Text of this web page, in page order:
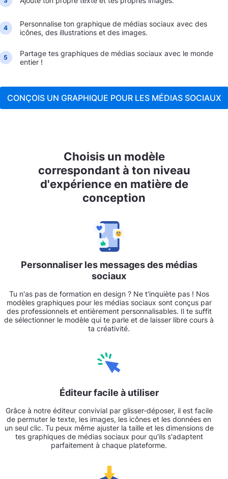
4
Personnalise ton graphique de médias sociaux avec des
icônes, des illustrations et des images.
5
Partage tes graphiques de médias sociaux avec le monde
entier !
CONÇOIS UN GRAPHIQUE POUR LES MÉDIAS SOCIAUX
Choisis un modèle
correspondant à ton niveau
d'expérience en matière de
conception
Personnaliser les messages des médias
sociaux
Tu n'as pas de formation en design ? Ne t'inquiète pas ! Nos
modèles graphiques pour les médias sociaux sont conçus par
des professionnels et entièrement personnalisables. Il te suffit
de sélectionner le modèle qui te parle et de laisser libre cours à
ta créativité.
Éditeur facile à utiliser
Grâce à notre éditeur convivial par glisser-déposer, il est facile
de permuter le texte, les images, les icônes et les données en
un seul clic. Tu peux même ajuster la taille et les dimensions de
tes graphiques de médias sociaux pour qu'ils s'adaptent
parfaitement à chaque plateforme.